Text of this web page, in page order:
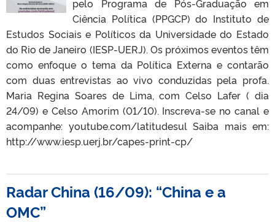
pelo Programa de Pós-Graduação em
Ciência Política (PPGCP) do Instituto de
Estudos Sociais e Políticos da Universidade do Estado
do Rio de Janeiro (IESP-UERJ). Os próximos eventos têm
como enfoque o tema da Política Externa e contarão
com duas entrevistas ao vivo conduzidas pela profa.
Maria Regina Soares de Lima, com Celso Lafer ( dia
24/09) e Celso Amorim (01/10). Inscreva-se no canal e
acompanhe: youtube.com/latitudesul Saiba mais em:
http://www.iesp.uerj.br/capes-print-cp/
Radar China (16/09): “China e a
OMC”